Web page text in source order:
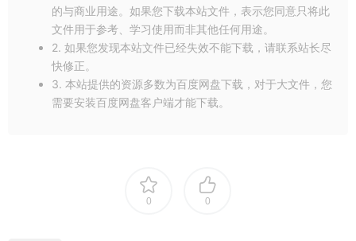
的与商业用途。如果您下载本站文件，表示您同意只将此
文件用于参考、学习使用而非其他任何用途。
2. 如果您发现本站文件已经失效不能下载，请联系站长尽
快修正。
3. 本站提供的资源多数为百度网盘下载，对于大文件，您
需要安装百度网盘客户端才能下载。
0 0